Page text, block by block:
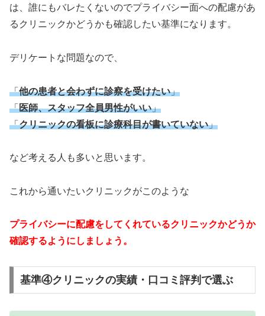
は、誰にもバレたくないのでプライバシー面への配慮があ
るクリニックかどうかも確認したい基準になります。
デリケートな問題なので、
「他の患者と会わずに診察を受けたい」
「医師、スタッフ全員男性がいい」
「クリニックの看板に診療科目が書いていない」
など考える人も多いと思います。
これから通いたいクリニックがこのような
プライバシーに配慮をしてくれているクリニックかどうか
確認するようにしましょう。
基準④クリニックの実績・口コミ評判で選ぶ